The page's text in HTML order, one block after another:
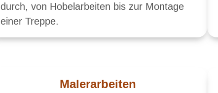
durch, von Hobelarbeiten bis zur Montage
einer Treppe.
Malerarbeiten